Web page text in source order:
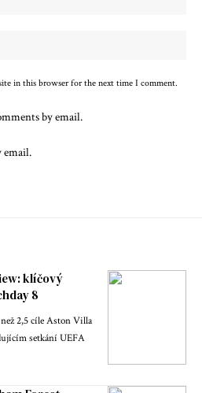
in this browser for the next time I comment.
by email.
email.
klíčový
8
2,5 cíle Aston Villa
setkání UEFA